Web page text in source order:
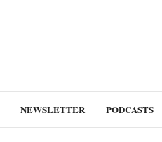
NEWSLETTER PODCASTS